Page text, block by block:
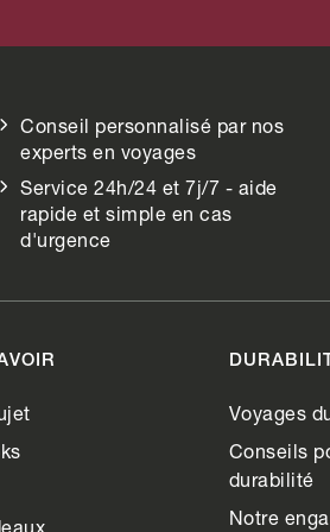
Conseil personnalisé par nos
experts en voyages
Service 24h/24 et 7j/7 - aide
rapide et simple en cas
d'urgence
Voyages
Conseils
durabilité
Notre